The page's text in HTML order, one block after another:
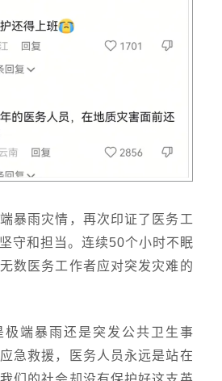
暴雨灾情，再次印证了医务工
守和担当。连续50个小时不眠
数医务工作者应对突发灾难的
极端暴雨还是突发公共卫生事
急救援，医务人员永远是站在